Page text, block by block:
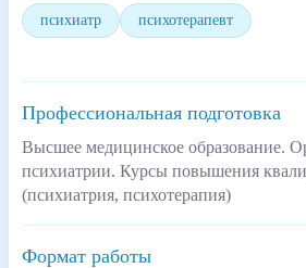
психиатр психотерапевт
Профессиональная подготовка
Высшее медицинское образование.
психиатрии. Курсы повышения
(психиатрия, психотерапия)
Формат работы